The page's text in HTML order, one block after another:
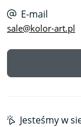
E-mail
sale@kolor-art.pl
Jesteśmy w